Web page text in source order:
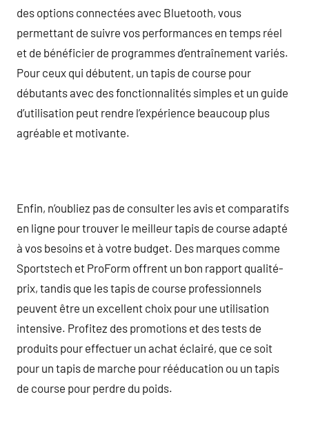
des options connectées avec Bluetooth, vous
permettant de suivre vos performances en temps réel
et de bénéficier de programmes d’entraînement variés.
Pour ceux qui débutent, un tapis de course pour
débutants avec des fonctionnalités simples et un guide
d’utilisation peut rendre l’expérience beaucoup plus
agréable et motivante.
Enfin, n’oubliez pas de consulter les avis et comparatifs
en ligne pour trouver le meilleur tapis de course adapté
à vos besoins et à votre budget. Des marques comme
Sportstech et ProForm offrent un bon rapport qualité-
prix, tandis que les tapis de course professionnels
peuvent être un excellent choix pour une utilisation
intensive. Profitez des promotions et des tests de
produits pour effectuer un achat éclairé, que ce soit
pour un tapis de marche pour rééducation ou un tapis
de course pour perdre du poids.